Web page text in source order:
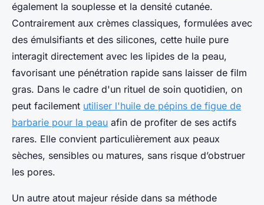
également la souplesse et la densité cutanée.
Contrairement aux crèmes classiques, formulées avec
des émulsifiants et des silicones, cette huile pure
interagit directement avec les lipides de la peau,
favorisant une pénétration rapide sans laisser de film
gras. Dans le cadre d'un rituel de soin quotidien, on
peut facilement utiliser l'huile de pépins de figue de
barbarie pour la peau afin de profiter de ses actifs
rares. Elle convient particulièrement aux peaux
sèches, sensibles ou matures, sans risque d’obstruer
les pores.
Un autre atout majeur réside dans sa méthode